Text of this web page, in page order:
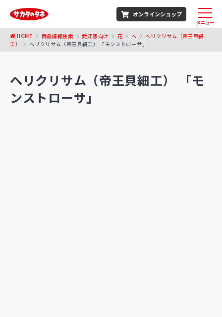
オンラインショップ
メニュー
HOME 商品情報検索 愛好家向け 花 ヘ
ヘリクリサム（帝王貝細
工）
ヘリクリサム（帝王貝細工） 「モンストローサ」
ヘリクリサム（帝王貝細工） 「モ
ンストローサ」